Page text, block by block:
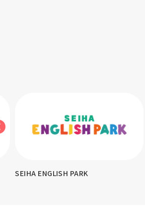
SEIHA ENGLISH PARK